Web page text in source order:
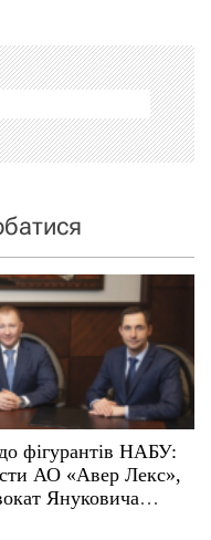
фігурантів НАБУ:
АО «Авер Лекс»,
Януковича